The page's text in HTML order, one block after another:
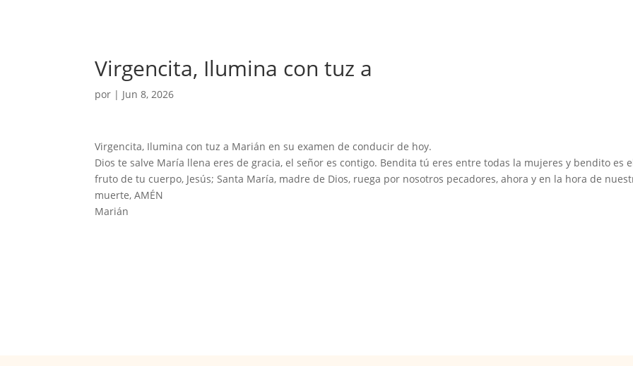
Virgencita, Ilumina con tuz a
por | Jun 8, 2026
Virgencita, Ilumina con tuz a Marián en su examen de conducir de hoy.
Dios te salve María llena eres de gracia, el señor es contigo. Bendita tú eres entre todas la mujeres y bendito es
fruto de tu cuerpo, Jesús; Santa María, madre de Dios, ruega por nosotros pecadores, ahora y en la hora de
muerte, AMÉN
Marián